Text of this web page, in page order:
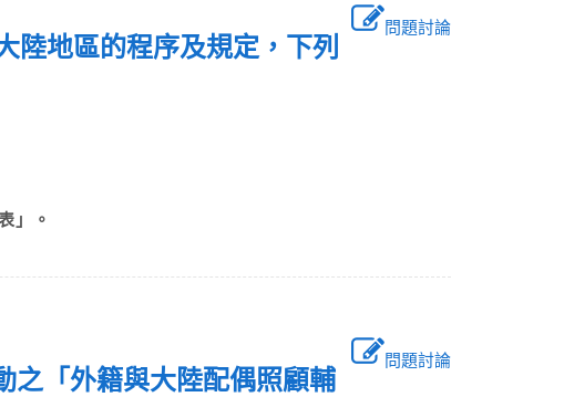
問題討論
陸地區的程序及規定，下列
」。
問題討論
之「外籍與大陸配偶照顧輔